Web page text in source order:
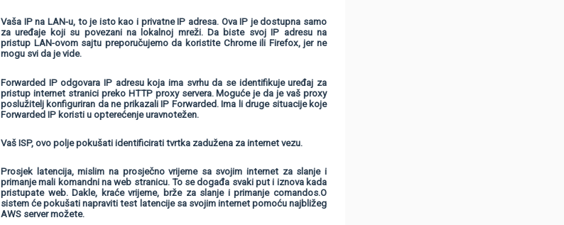
Vaša IP na LAN-u, to je isto kao i privatne IP adresa. Ova IP je dostupna samo
za uređaje koji su povezani na lokalnoj mreži. Da biste svoj IP adresu na
pristup LAN-ovom sajtu preporučujemo da koristite Chrome ili Firefox, jer ne
mogu svi da je vide.
Forwarded IP odgovara IP adresu koja ima svrhu da se identifikuje uređaj za
pristup internet stranici preko HTTP proxy servera. Moguće je da je vaš proxy
poslužitelj konfiguriran da ne prikazali IP Forwarded. Ima li druge situacije koje
Forwarded IP koristi u opterećenje uravnotežen.
Vaš ISP, ovo polje pokušati identificirati tvrtka zadužena za internet vezu.
Prosjek latencija, mislim na prosječno vrijeme sa svojim internet za slanje i
primanje mali komandni na web stranicu. To se događa svaki put i iznova kada
pristupate web. Dakle, kraće vrijeme, brže za slanje i primanje comandos.O
sistem će pokušati napraviti test latencije sa svojim internet pomoću najbližeg
AWS server možete.